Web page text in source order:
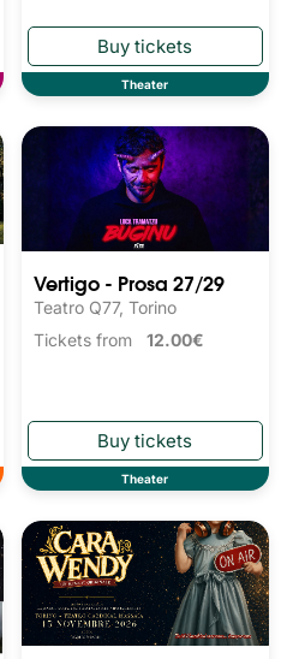
Theater
Vertigo - Prosa 27/29
Teatro Q77, Torino
Tickets from 12.00€
Theater